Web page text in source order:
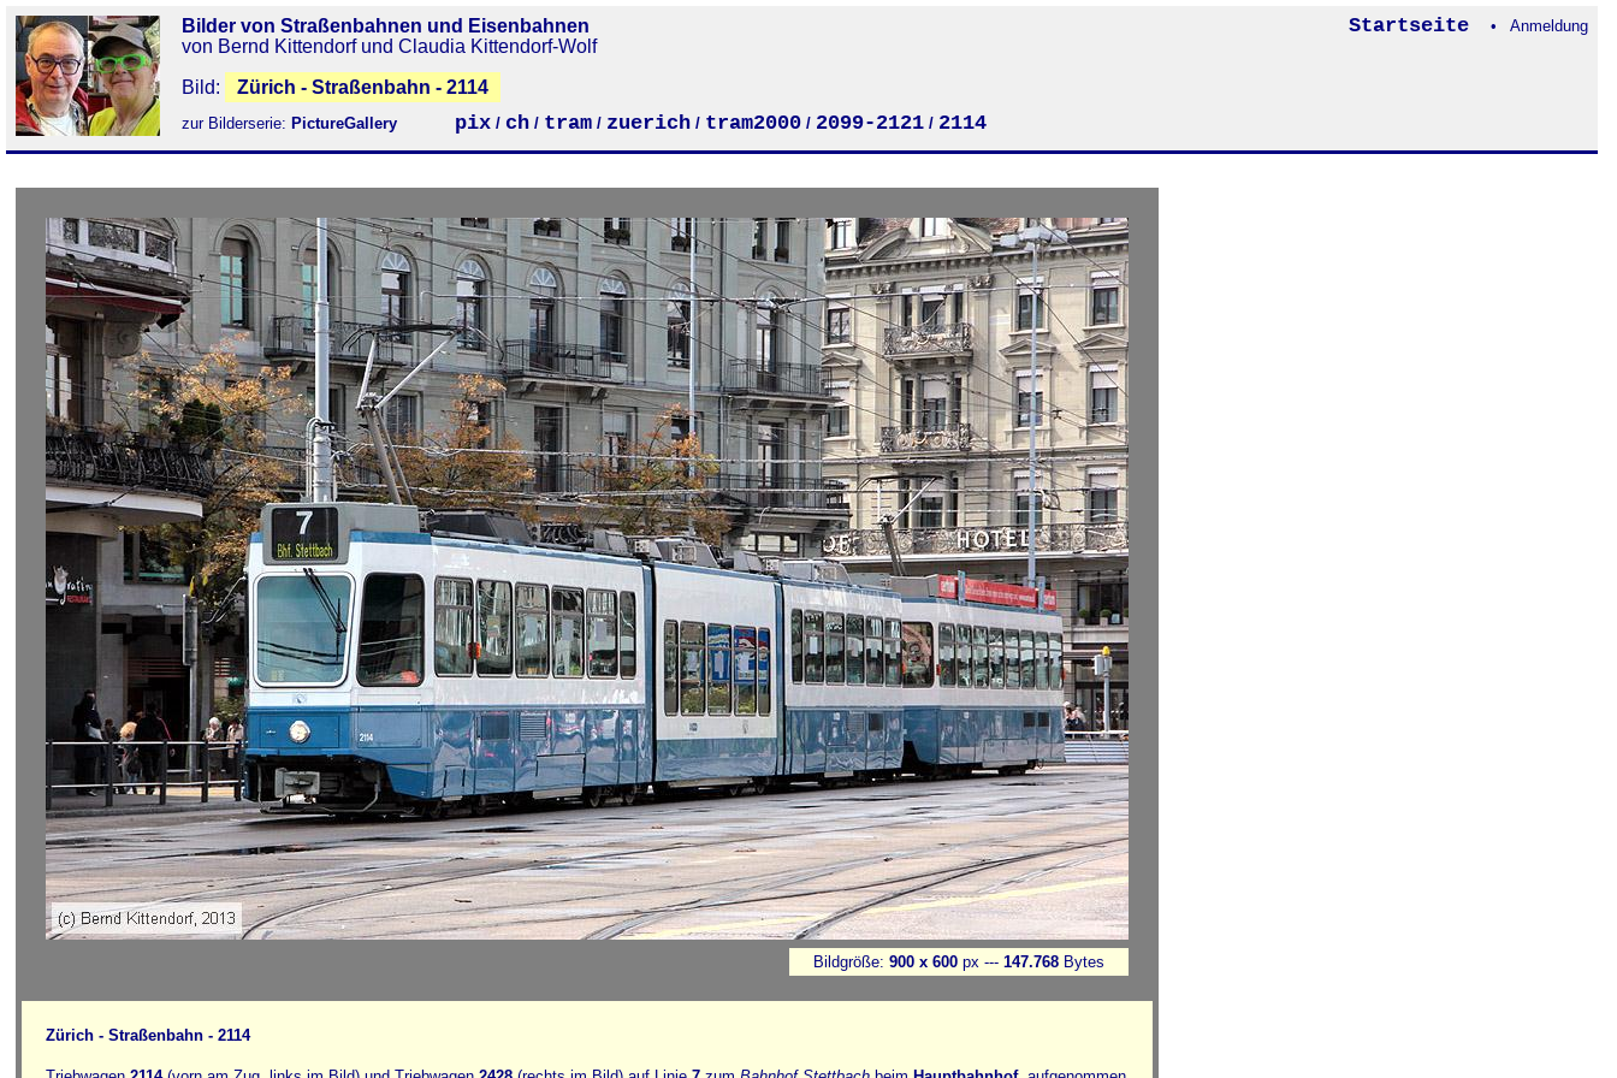
Bilder von Straßenbahnen und Eisenbahnen
von Bernd Kittendorf und Claudia Kittendorf-Wolf
Bild:
Zürich - Straßenbahn - 2114
Startseite • Anmeldung
zur Bilderserie: PictureGallery pix / ch / tram / zuerich / tram2000 / 2099-2121 / 2114
Bildgröße: 900 x 600 px --- 147.768 Bytes
Zürich - Straßenbahn - 2114